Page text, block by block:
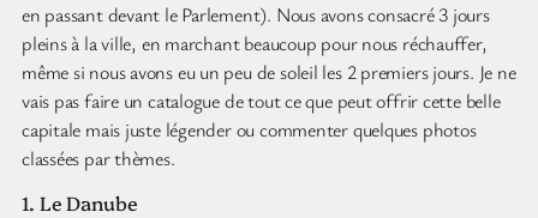
en passant devant le Parlement). Nous avons consacré 3 jours
pleins à la ville, en marchant beaucoup pour nous réchauffer,
même si nous avons eu un peu de soleil les 2 premiers jours. Je ne
vais pas faire un catalogue de tout ce que peut offrir cette belle
capitale mais juste légender ou commenter quelques photos
classées par thèmes.
1. Le Danube